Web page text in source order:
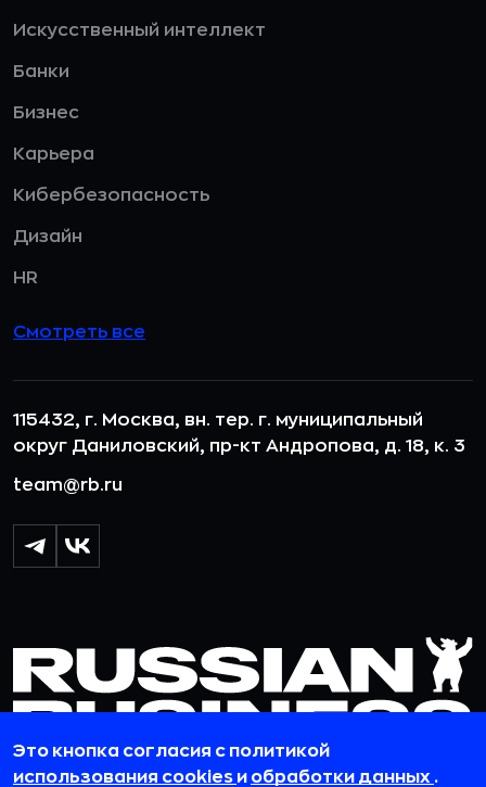
Искусственный интеллект
Банки
Бизнес
Карьера
Кибербезопасность
Дизайн
HR
Смотреть все
115432, г. Москва, вн. тер. г. муниципальный
округ Даниловский, пр-кт Андропова, д. 18, к. 3
team@rb.ru
Это кнопка согласия с политикой
использования cookies и обработки данных .